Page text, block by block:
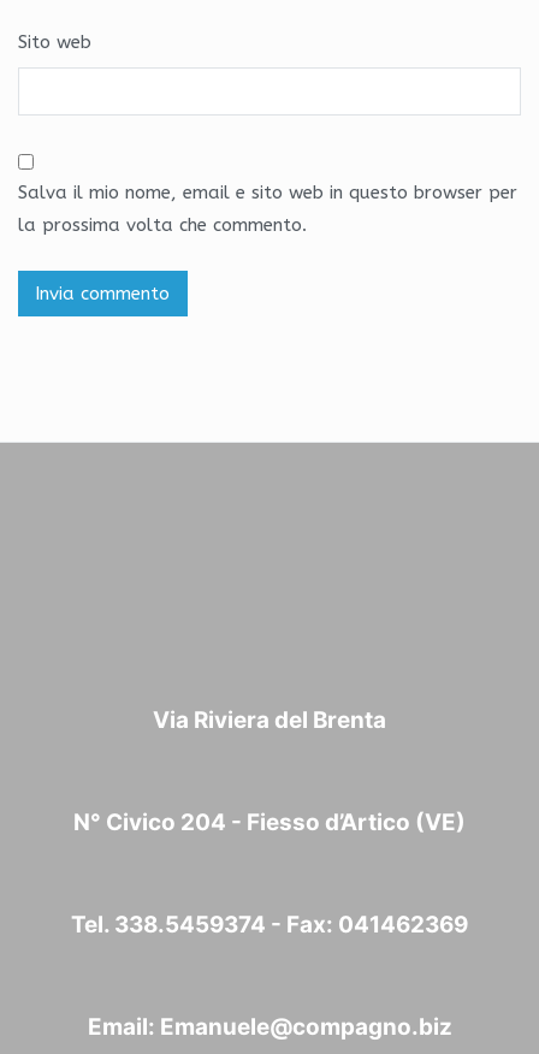
Sito web
Salva il mio nome, email e sito web in questo browser per
la prossima volta che commento.
Via Riviera del Brenta
N° Civico 204 - Fiesso d’Artico (VE)
Tel. 338.5459374 - Fax: 041462369
Email: Emanuele@compagno.biz